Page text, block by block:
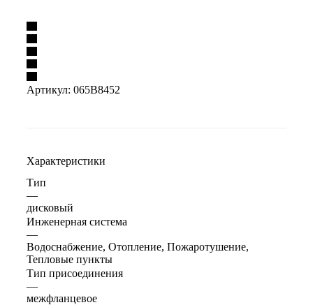
Артикул: 065B8452
Характеристики
Тип
—
дисковый
Инженерная система
—
Водоснабжение, Отопление, Пожаротушение,
Тепловые пункты
Тип присоединения
—
межфланцевое